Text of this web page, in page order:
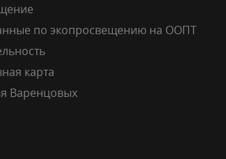
по экопросвещению на ООПТ
карта
Варенцовых